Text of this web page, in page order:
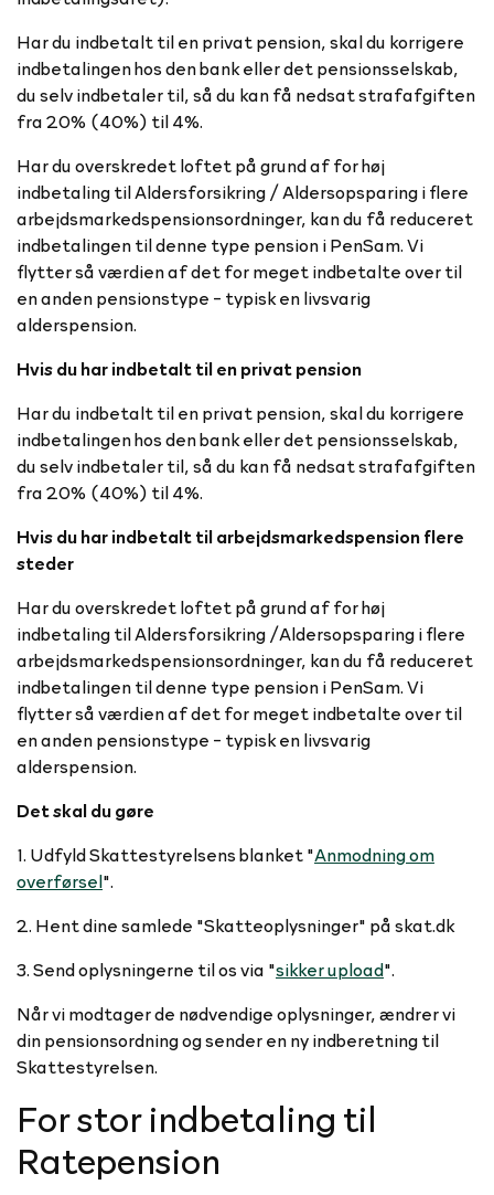
Har du indbetalt til en privat pension, skal du korrigere
indbetalingen hos den bank eller det pensionsselskab,
du selv indbetaler til, så du kan få nedsat strafafgiften
fra 20% (40%) til 4%.
Har du overskredet loftet på grund af for høj
indbetaling til Aldersforsikring / Aldersopsparing i flere
arbejdsmarkedspensionsordninger, kan du få reduceret
indbetalingen til denne type pension i PenSam. Vi
flytter så værdien af det for meget indbetalte over til
en anden pensionstype - typisk en livsvarig
alderspension.
Hvis du har indbetalt til en privat pension
Har du indbetalt til en privat pension, skal du korrigere
indbetalingen hos den bank eller det pensionsselskab,
du selv indbetaler til, så du kan få nedsat strafafgiften
fra 20% (40%) til 4%.
Hvis du har indbetalt til arbejdsmarkedspension flere
steder
Har du overskredet loftet på grund af for høj
indbetaling til Aldersforsikring /Aldersopsparing i flere
arbejdsmarkedspensionsordninger, kan du få reduceret
indbetalingen til denne type pension i PenSam. Vi
flytter så værdien af det for meget indbetalte over til
en anden pensionstype - typisk en livsvarig
alderspension.
Det skal du gøre
1. Udfyld Skattestyrelsens blanket "Anmodning om
overførsel".
2. Hent dine samlede "Skatteoplysninger" på skat.dk
3. Send oplysningerne til os via "sikker upload".
Når vi modtager de nødvendige oplysninger, ændrer vi
din pensionsordning og sender en ny indberetning til
Skattestyrelsen.
For stor indbetaling til
Ratepension